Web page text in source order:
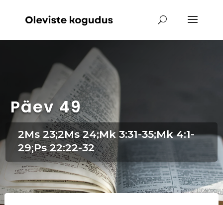
Päev 49
2Ms 23;2Ms 24;Mk 3:31-35;Mk 4:1-
29;Ps 22:22-32